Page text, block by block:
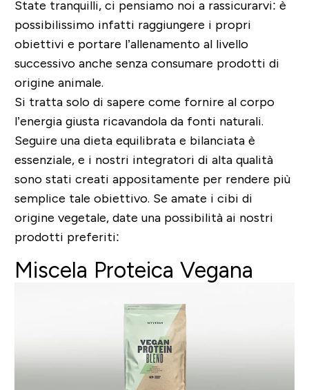
State tranquilli, ci pensiamo noi a rassicurarvi: è
possibilissimo infatti raggiungere i propri
obiettivi e portare l’allenamento al livello
successivo anche senza consumare prodotti di
origine animale.
Si tratta solo di sapere come fornire al corpo
l’energia giusta ricavandola da fonti naturali.
Seguire una dieta equilibrata e bilanciata è
essenziale, e i nostri integratori di alta qualità
sono stati creati appositamente per rendere più
semplice tale obiettivo. Se amate i cibi di
origine vegetale, date una possibilità ai nostri
prodotti preferiti:
Miscela Proteica Vegana